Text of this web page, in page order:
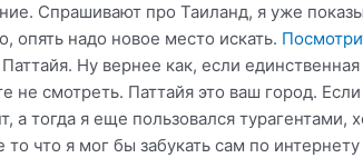
Спрашивают про Таиланд, я уже
опять надо новое место искать.
Ну вернее как, если
смотреть. Паттайя это ваш город.
тогда я еще пользовался турагентами,
что я мог бы забукать сам по